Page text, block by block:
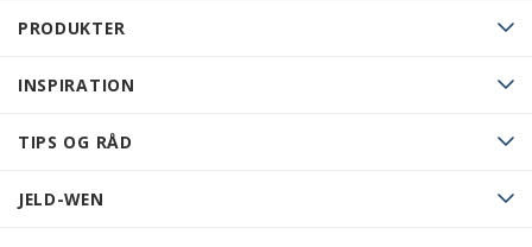
PRODUKTER
INSPIRATION
TIPS OG RÅD
JELD-WEN